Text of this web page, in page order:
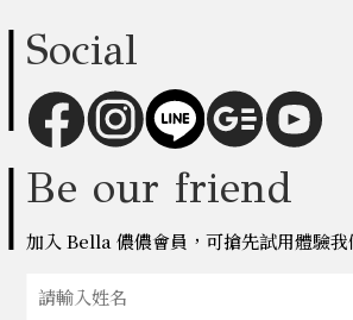
Social
Be our friend
加入 Bella 儂儂會員，可搶先試用體驗